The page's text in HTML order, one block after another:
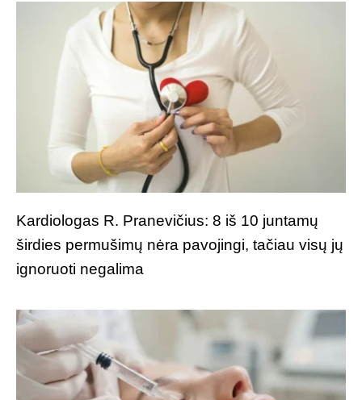
Kardiologas R. Pranevičius: 8 iš 10 juntamų
širdies permušimų nėra pavojingi, tačiau visų jų
ignoruoti negalima